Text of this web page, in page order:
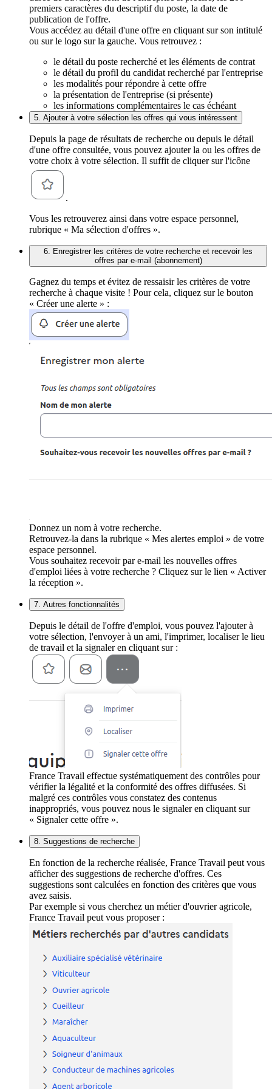
premiers caractères du descriptif du poste, la date de
publication de l'offre.
Vous accédez au détail d'une offre en cliquant sur son intitulé
ou sur le logo sur la gauche. Vous retrouvez :
le détail du poste recherché et les éléments de contrat
le détail du profil du candidat recherché par l'entreprise
les modalités pour répondre à cette offre
la présentation de l'entreprise (si présente)
les informations complémentaires le cas échéant
5. Ajouter à votre sélection les offres qui vous intéressent
Depuis la page de résultats de recherche ou depuis le détail
d'une offre consultée, vous pouvez ajouter la ou les offres de
votre choix à votre sélection. Il suffit de cliquer sur l'icône
.
Vous les retrouverez ainsi dans votre espace personnel,
rubrique « Ma sélection d'offres ».
6. Enregistrer les critères de votre recherche et recevoir les
offres par e-mail (abonnement)
Gagnez du temps et évitez de ressaisir les critères de votre
recherche à chaque visite ! Pour cela, cliquez sur le bouton
« Créer une alerte » :
Donnez un nom à votre recherche.
Retrouvez-la dans la rubrique « Mes alertes emploi » de votre
espace personnel.
Vous souhaitez recevoir par e-mail les nouvelles offres
d'emploi liées à votre recherche ? Cliquez sur le lien « Activer
la réception ».
7. Autres fonctionnalités
Depuis le détail de l'offre d'emploi, vous pouvez l'ajouter à
votre sélection, l'envoyer à un ami, l'imprimer, localiser le lieu
de travail et la signaler en cliquant sur :
France Travail effectue systématiquement des contrôles pour
vérifier la légalité et la conformité des offres diffusées. Si
malgré ces contrôles vous constatez des contenus
inappropriés, vous pouvez nous le signaler en cliquant sur
« Signaler cette offre ».
8. Suggestions de recherche
En fonction de la recherche réalisée, France Travail peut vous
afficher des suggestions de recherche d'offres. Ces
suggestions sont calculées en fonction des critères que vous
avez saisis.
Par exemple si vous cherchez un métier d'ouvrier agricole,
France Travail peut vous proposer :